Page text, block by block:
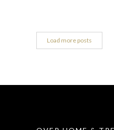
Load more posts